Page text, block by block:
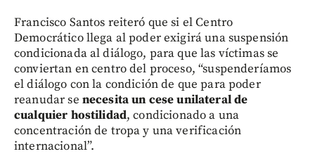
Francisco Santos reiteró que si el Centro
Democrático llega al poder exigirá una suspensión
condicionada al diálogo, para que las víctimas se
conviertan en centro del proceso, “suspenderíamos
el diálogo con la condición de que para poder
reanudar se necesita un cese unilateral de
cualquier hostilidad, condicionado a una
concentración de tropa y una verificación
internacional”.